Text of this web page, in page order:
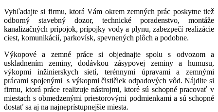
Vyhľadajte si firmu, ktorá Vám okrem zemných prác poskytne tiež
odborný stavebný dozor, technické poradenstvo, montáže
kanalizačných prípojok, prípojky vody a plynu, zabezpečí realizácie
ciest, komunikácií, parkovísk, spevnených plôch a podobne.
Výkopové a zemné práce si objednajte spolu s odvozom a
uskladnením zeminy, dodávkou zásypovej zeminy a humusu,
výkopmi inžinierskych sietí, terénnymi úpravami a zemnými
prácami spojenými s výkopmi čističiek odpadových vôd. Nájdite si
firmu, ktorá práce realizuje nástrojmi, ktoré sú schopné pracovať v
miestach s obmedzenými priestorovými podmienkami a sú schopné
dostať sa aj na najneprístupnejšie miesta.